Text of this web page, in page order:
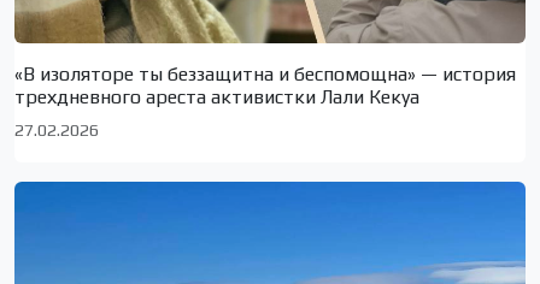
«В изоляторе ты беззащитна и беспомощна» — история
трехдневного ареста активистки Лали Кекуа
27.02.2026